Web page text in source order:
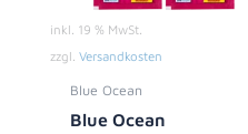
inkl. 19 % MwSt.
zzgl. Versandkosten
Blue Ocean
Blue Ocean